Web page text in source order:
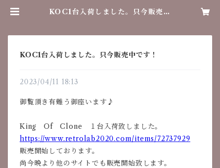
KOC1台入荷しました。只今販売中
KOC1台入荷しました。只今販売中です！
2023/04/11 18:13
御覧頂き有難う御座います♪
King Of Clone １台入荷致しました。
https://www.retrolab2020.com/items/72737929
販売開始しております。
尚今晩より他のサイトでも販売開始致します。